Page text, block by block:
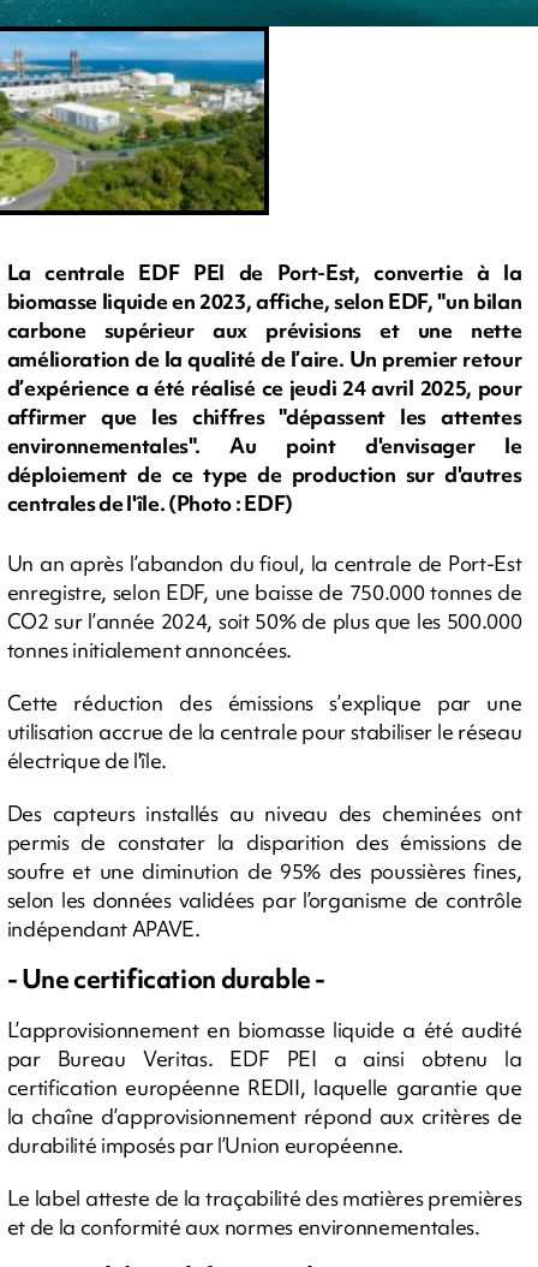
La centrale EDF PEI de Port-Est, convertie à la
biomasse liquide en 2023, affiche, selon EDF, "un bilan
carbone supérieur aux prévisions et une nette
amélioration de la qualité de l’aire. Un premier retour
d’expérience a été réalisé ce jeudi 24 avril 2025, pour
affirmer que les chiffres "dépassent les attentes
environnementales". Au point d'envisager le
déploiement de ce type de production sur d'autres
centrales de l'île. (Photo : EDF)
Un an après l’abandon du fioul, la centrale de Port-Est
enregistre, selon EDF, une baisse de 750.000 tonnes de
CO2 sur l’année 2024, soit 50% de plus que les 500.000
tonnes initialement annoncées.
Cette réduction des émissions s’explique par une
utilisation accrue de la centrale pour stabiliser le réseau
électrique de l'île.
Des capteurs installés au niveau des cheminées ont
permis de constater la disparition des émissions de
soufre et une diminution de 95% des poussières fines,
selon les données validées par l’organisme de contrôle
indépendant APAVE.
- Une certification durable -
L’approvisionnement en biomasse liquide a été audité
par Bureau Veritas. EDF PEI a ainsi obtenu la
certification européenne REDII, laquelle garantie que
la chaîne d’approvisionnement répond aux critères de
durabilité imposés par l’Union européenne.
Le label atteste de la traçabilité des matières premières
et de la conformité aux normes environnementales.